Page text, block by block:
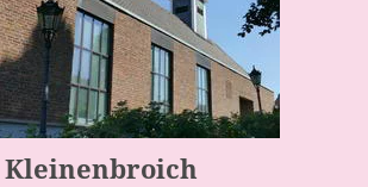
Kleinenbroich